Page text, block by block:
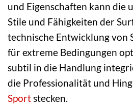
und Eigenschaften kann die
Stile und Fähigkeiten der
technische Entwicklung von
für extreme Bedingungen
subtil in die Handlung
die Professionalität und
Sportstecken.